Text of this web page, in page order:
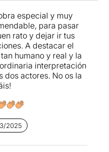
especial y muy
para pasar
rato y dejar ir tus
A destacar el
humano y real y la
interpretación
dos actores. No os la
2025